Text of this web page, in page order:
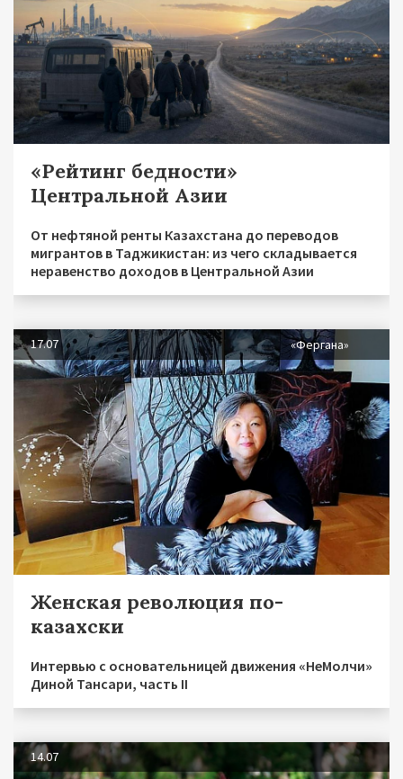
«Рейтинг бедности»
Центральной Азии
От нефтяной ренты Казахстана до переводов
мигрантов в Таджикистан: из чего складывается
неравенство доходов в Центральной Азии
17.07 «Фергана»
Женская революция по-
казахски
Интервью с основательницей движения «НеМолчи»
Диной Тансари, часть II
14.07